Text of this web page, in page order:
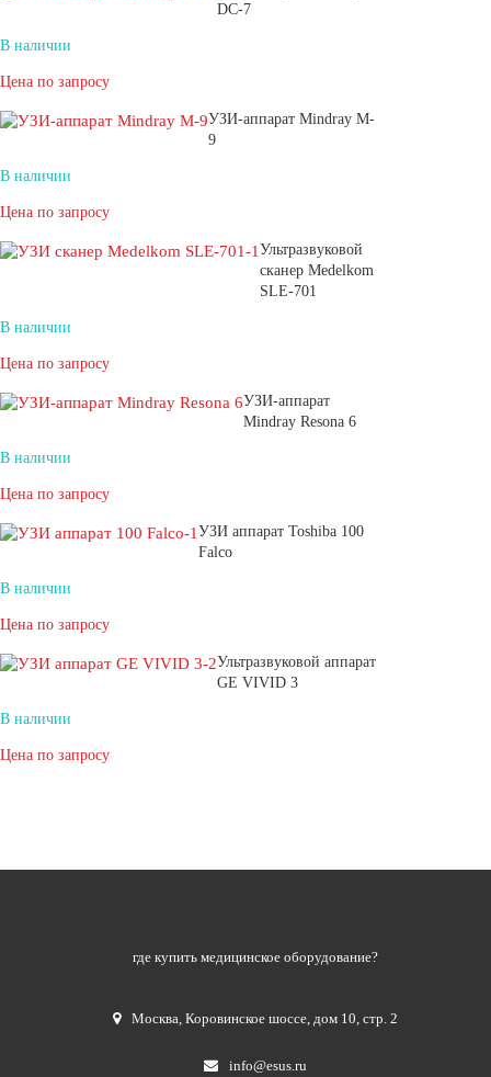
DC-7
В наличии
Цена по запросу
УЗИ-аппарат Mindray M-
9
В наличии
Цена по запросу
Ультразвуковой
сканер Medelkom
SLE-701
В наличии
Цена по запросу
УЗИ-аппарат
Mindray Resona 6
В наличии
Цена по запросу
УЗИ аппарат Toshiba 100
Falco
В наличии
Цена по запросу
Ультразвуковой аппарат
GE VIVID 3
В наличии
Цена по запросу
где купить медицинское оборудование?
Москва,Коровинское шоссе, дом 10, стр. 2
info@esus.ru